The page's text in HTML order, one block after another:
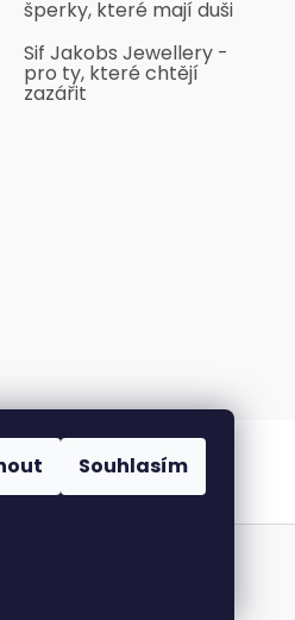
Souhlasím
šperky, které mají duši
Sif Jakobs Jewellery -
pro ty, které chtějí
zazářit